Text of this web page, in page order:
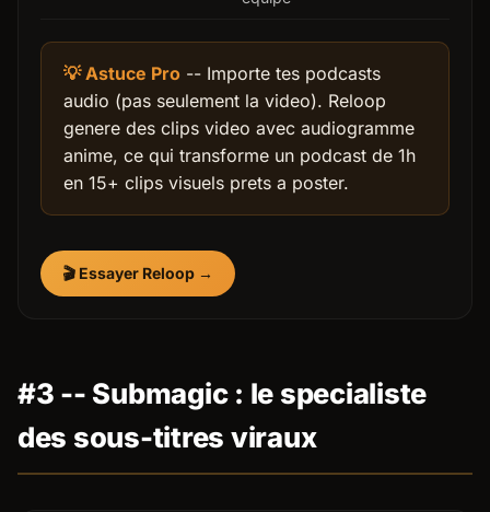
💡 Astuce Pro -- Importe tes podcasts
audio (pas seulement la video). Reloop
genere des clips video avec audiogramme
anime, ce qui transforme un podcast de 1h
en 15+ clips visuels prets a poster.
🎬 Essayer Reloop →
#3 -- Submagic : le specialiste
des sous-titres viraux